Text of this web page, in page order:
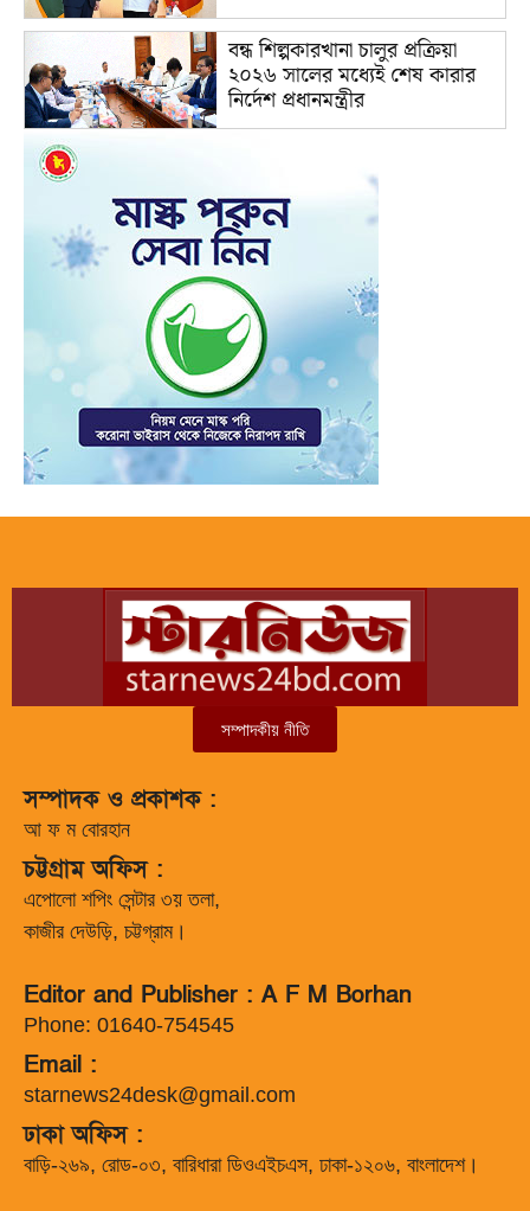
বন্ধ শিল্পকারখানা চালুর প্রক্রিয়া
২০২৬ সালের মধ্যেই শেষ কারার
নির্দেশ প্রধানমন্ত্রীর
সম্পাদকীয় নীতি
সম্পাদক ও প্রকাশক :
আ ফ ম বোরহান
চট্টগ্রাম অফিস :
এপোলো শপিং সেন্টার ৩য় তলা,
কাজীর দেউড়ি, চট্টগ্রাম।
Editor and Publisher : A F M Borhan
Phone: 01640-754545
Email :
starnews24desk@gmail.com
ঢাকা অফিস :
বাড়ি-২৬৯, রোড-০৩, বারিধারা ডিওএইচএস, ঢাকা-১২০৬, বাংলাদেশ।